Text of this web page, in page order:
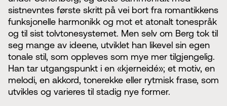
sistnevntes første skritt på vei bort fra romantikkens
funksjonelle harmonikk og mot et atonalt tonespråk
og til sist tolvtonesystemet. Men selv om Berg tok til
seg mange av ideene, utviklet han likevel sin egen
tonale stil, som oppleves som mye mer tilgjengelig.
Han tar utgangspunkt i en «kjerneidé»; et motiv, en
melodi, en akkord, tonerekke eller rytmisk frase, som
utvikles og varieres til stadig nye former.